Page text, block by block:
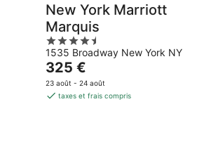
New York Marriott
Marquis
4.5
out
of
5
1535 Broadway New York NY
Le
prix
est
325 €
23 août - 24 août
taxes et frais compris